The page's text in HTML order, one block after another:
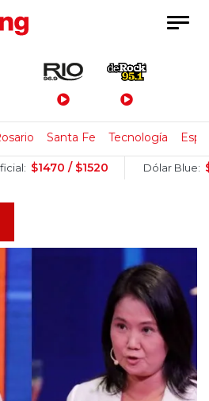
Santa Fe Tecnología
/ $1520 Dólar Blue: $1505 /